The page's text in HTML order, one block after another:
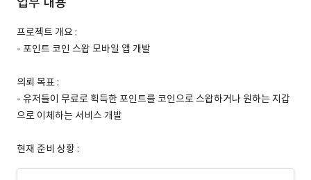
프로젝트 개요 :
- 포인트 코인 스왑 모바일 앱 개발
의뢰 목표 :
- 유저들이 무료로 획득한 포인트를 코인으로 스왑하거나 원하는 지갑
으로 이체하는 서비스 개발
현재 준비 상황 :